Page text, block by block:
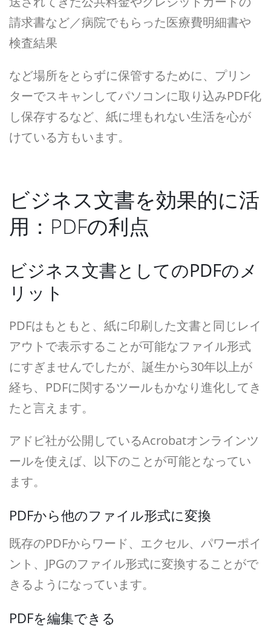
請求書など／病院でもらった医療費明細書や
検査結果
など場所をとらずに保管するために、プリン
ターでスキャンしてパソコンに取り込みPDF化
し保存するなど、紙に埋もれない生活を心が
けている方もいます。
ビジネス文書を効果的に活
用：PDFの利点
ビジネス文書としてのPDFのメ
リット
PDFはもともと、紙に印刷した文書と同じレイ
アウトで表示することが可能なファイル形式
にすぎませんでしたが、誕生から30年以上が
経ち、PDFに関するツールもかなり進化してき
たと言えます。
アドビ社が公開しているAcrobatオンラインツ
ールを使えば、以下のことが可能となってい
ます。
PDFから他のファイル形式に変換
既存のPDFからワード、エクセル、パワーポイ
ント、JPGのファイル形式に変換することがで
きるようになっています。
PDFを編集できる